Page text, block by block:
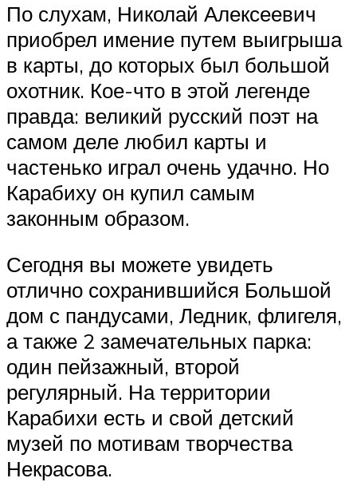
По слухам, Николай Алексеевич
приобрел имение путем выигрыша
в карты, до которых был большой
охотник. Кое-что в этой легенде
правда: великий русский поэт на
самом деле любил карты и
частенько играл очень удачно. Но
Карабиху он купил самым
законным образом.
Сегодня вы можете увидеть
отлично сохранившийся Большой
дом с пандусами, Ледник, флигеля,
а также 2 замечательных парка:
один пейзажный, второй
регулярный. На территории
Карабихи есть и свой детский
музей по мотивам творчества
Некрасова.